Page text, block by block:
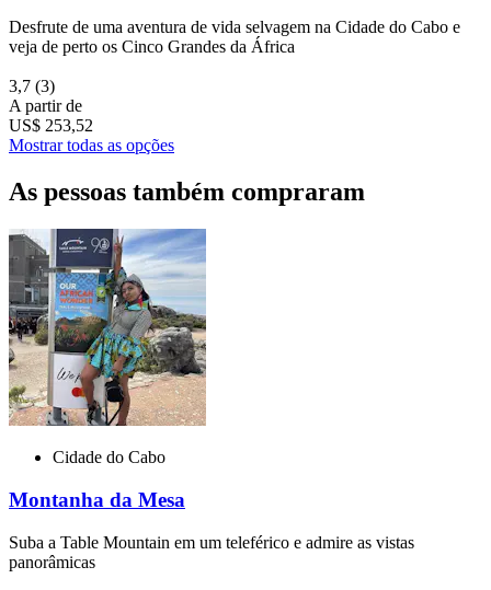
Desfrute de uma aventura de vida selvagem na Cidade do Cabo e
veja de perto os Cinco Grandes da África
3,7 (3)
A partir de
US$ 253,52
Mostrar todas as opções
As pessoas também compraram
Cidade do Cabo
Montanha da Mesa
Suba a Table Mountain em um teleférico e admire as vistas
panorâmicas